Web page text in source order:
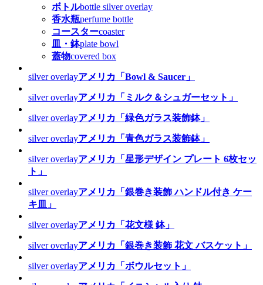
ボトルbottle silver overlay
香水瓶perfume bottle
コースターcoaster
皿・鉢plate bowl
蓋物covered box
silver overlayアメリカ「Bowl & Saucer」
silver overlayアメリカ「ミルク＆シュガーセット」
silver overlayアメリカ「緑色ガラス装飾鉢」
silver overlayアメリカ「青色ガラス装飾鉢」
silver overlayアメリカ「星形デザイン プレート 6枚セッ
ト」
silver overlayアメリカ「銀巻き装飾 ハンドル付き ケー
キ皿」
silver overlayアメリカ「花文様 鉢」
silver overlayアメリカ「銀巻き装飾 花文 バスケット」
silver overlayアメリカ「ボウルセット」